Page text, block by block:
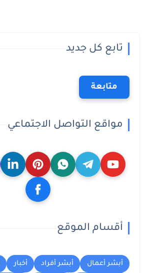
تابع كل جديد
متابعة
مواقع التواصل الاجتماعي
أقسام الموقع
أبشر أعمال أبشر أفراد أخبار